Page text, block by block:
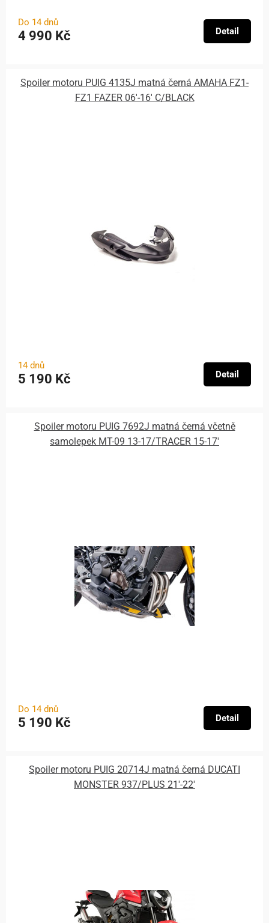
Do 14 dnů
4 990 Kč Detail
Spoiler motoru PUIG 4135J matná černá AMAHA FZ1-
FZ1 FAZER 06'-16' C/BLACK
14 dnů
5 190 Kč Detail
Spoiler motoru PUIG 7692J matná černá včetně
samolepek MT-09 13-17/TRACER 15-17'
Do 14 dnů
5 190 Kč Detail
Spoiler motoru PUIG 20714J matná černá DUCATI
MONSTER 937/PLUS 21'-22'